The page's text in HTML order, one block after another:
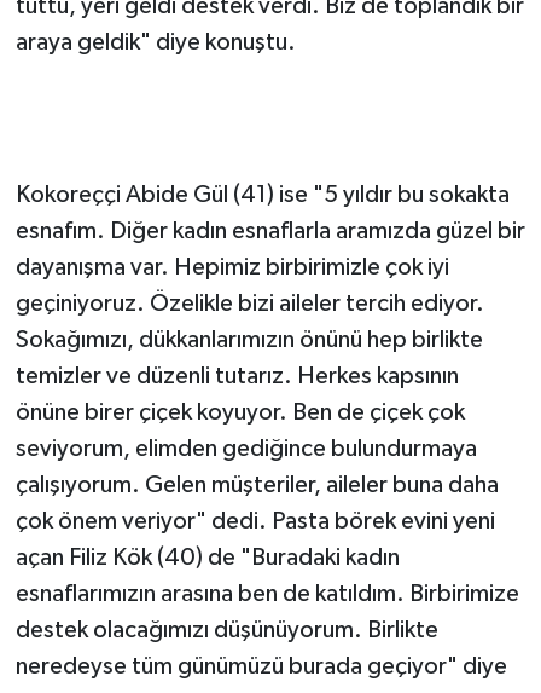
tuttu, yeri geldi destek verdi. Biz de toplandık bir
araya geldik" diye konuştu.
esnafım. Diğer kadın esnaflarla aramızda güzel bir
dayanışma var. Hepimiz birbirimizle çok iyi
geçiniyoruz. Özelikle bizi aileler tercih ediyor.
Sokağımızı, dükkanlarımızın önünü hep birlikte
temizler ve düzenli tutarız. Herkes kapsının
önüne birer çiçek koyuyor. Ben de çiçek çok
seviyorum, elimden gediğince bulundurmaya
çalışıyorum. Gelen müşteriler, aileler buna daha
çok önem veriyor" dedi. Pasta börek evini yeni
açan Filiz Kök (40) de "Buradaki kadın
esnaflarımızın arasına ben de katıldım. Birbirimize
destek olacağımızı düşünüyorum. Birlikte
neredeyse tüm günümüzü burada geçiyor" diye
konuştu